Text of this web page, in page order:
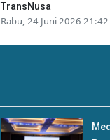
TransNusa
Rabu, 24 Juni 2026 21:42